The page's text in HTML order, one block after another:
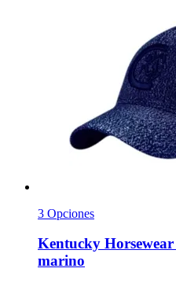
3 Opciones
Kentucky Horsewear
marino